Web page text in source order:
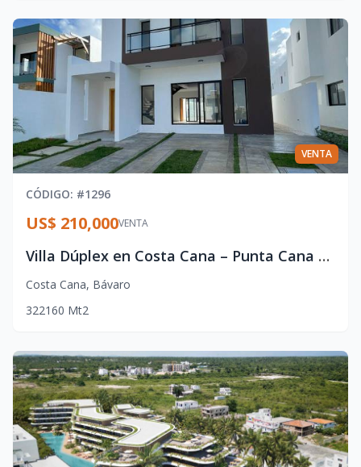
VENTA
CÓDIGO: #1296
VENTA
US$ 210,000
Villa Dúplex en Costa Cana – Punta Cana con Piscina Privada
Costa Cana, Bávaro
322160 Mt2